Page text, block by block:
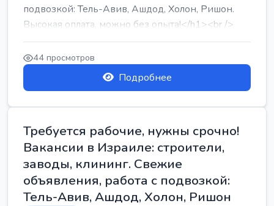
подвозкой: Тель-Авив, Ашдод, Холон, Ришон.
Высокая оплата, можно без опыта!</h1><br />
...
44 просмотров
Подробнее
Требуется рабочие, нужны срочно!
Вакансии в Израиле: строители,
заводы, клининг. Свежие
объявления, работа с подвозкой:
Тель-Авив, Ашдод, Холон, Ришон